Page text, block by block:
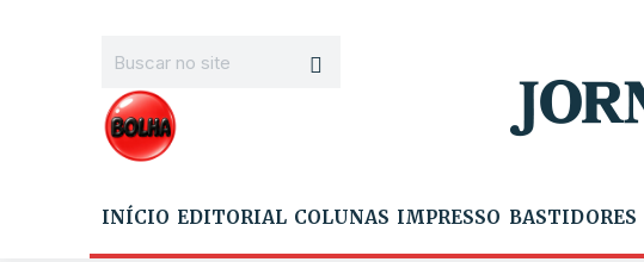
INÍCIO EDITORIAL COLUNAS IMPRESSO BASTIDORES